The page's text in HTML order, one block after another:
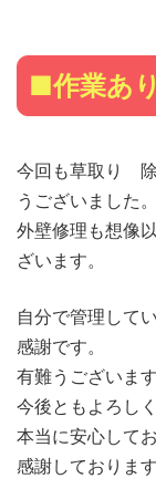
■作業あ
今回も草取り
うございました。
外壁修理も想像
ざいます。
自分で管理して
感謝です。
有難うございます
今後ともよろし
本当に安心して
感謝しております